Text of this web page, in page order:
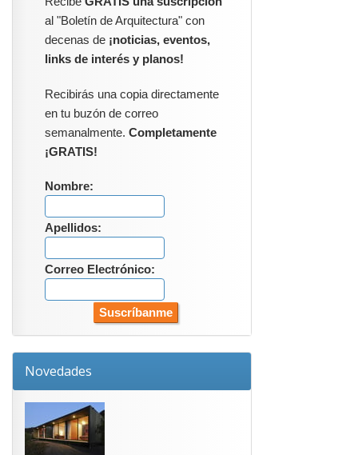
al "Boletín de Arquitectura" con
decenas de ¡noticias, eventos,
links de interés y planos!
Recibirás una copia directamente
en tu buzón de correo
semanalmente. Completamente
¡GRATIS!
Nombre:
Apellidos:
Correo Electrónico:
Novedades